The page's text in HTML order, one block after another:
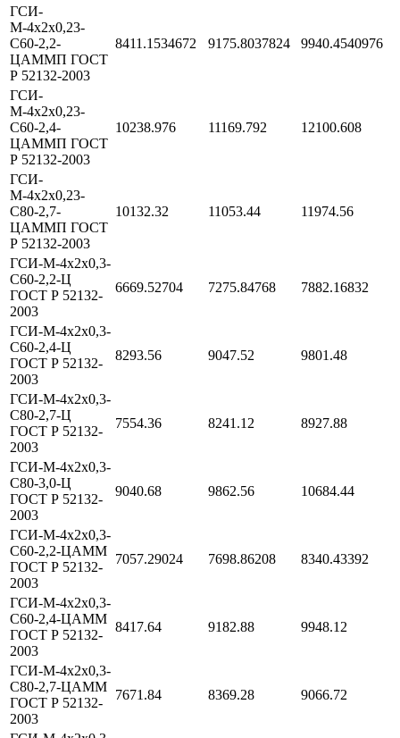
ГСИ-
М-4х2х0,23-
С60-2,2-
ЦАММП ГОСТ
Р 52132-2003
8411.1534672 9175.8037824 9940.4540976
ГСИ-
М-4х2х0,23-
С60-2,4-
ЦАММП ГОСТ
Р 52132-2003
10238.976 11169.792 12100.608
ГСИ-
М-4х2х0,23-
С80-2,7-
ЦАММП ГОСТ
Р 52132-2003
10132.32 11053.44 11974.56
ГСИ-М-4х2х0,3-
С60-2,2-Ц
ГОСТ Р 52132-
2003
6669.52704 7275.84768 7882.16832
ГСИ-М-4х2х0,3-
С60-2,4-Ц
ГОСТ Р 52132-
2003
8293.56 9047.52 9801.48
ГСИ-М-4х2х0,3-
С80-2,7-Ц
ГОСТ Р 52132-
2003
7554.36 8241.12 8927.88
ГСИ-М-4х2х0,3-
С80-3,0-Ц
ГОСТ Р 52132-
2003
9040.68 9862.56 10684.44
ГСИ-М-4х2х0,3-
С60-2,2-ЦАММ
ГОСТ Р 52132-
2003
7057.29024 7698.86208 8340.43392
ГСИ-М-4х2х0,3-
С60-2,4-ЦАММ
ГОСТ Р 52132-
2003
8417.64 9182.88 9948.12
ГСИ-М-4х2х0,3-
С80-2,7-ЦАММ
ГОСТ Р 52132-
2003
7671.84 8369.28 9066.72